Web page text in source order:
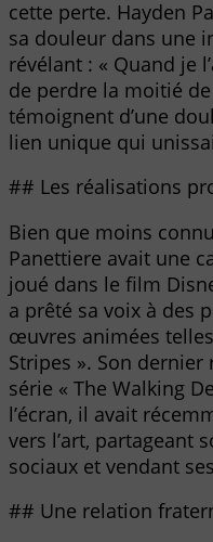
cette perte. Hayden
sa douleur dans une
révélant : « Quand je
de perdre la moitié
témoignent d’une
lien unique qui
## Les réalisations
Bien que moins
Panettiere avait une
joué dans le film
a prêté sa voix à des
œuvres animées telles
Stripes ». Son
série « The Walking
l’écran, il avait
vers l’art, partageant
sociaux et vendant
## Une relation